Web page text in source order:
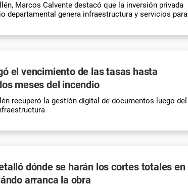
Marcos Calvente destacó que la inversión privada
departamental genera infraestructura y servicios para
el vencimiento de las tasas hasta
meses del incendio
recuperó la gestión digital de documentos luego del
dónde se harán los cortes totales en
arranca la obra